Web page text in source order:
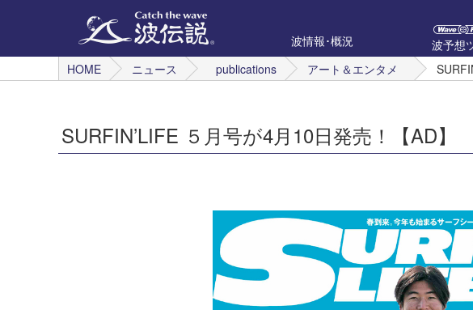
波情報･概況
波予想
HOME
ニュース publications アート＆エンタメ
SURFIN’LIFE ５月号が4月10日発売！【AD】